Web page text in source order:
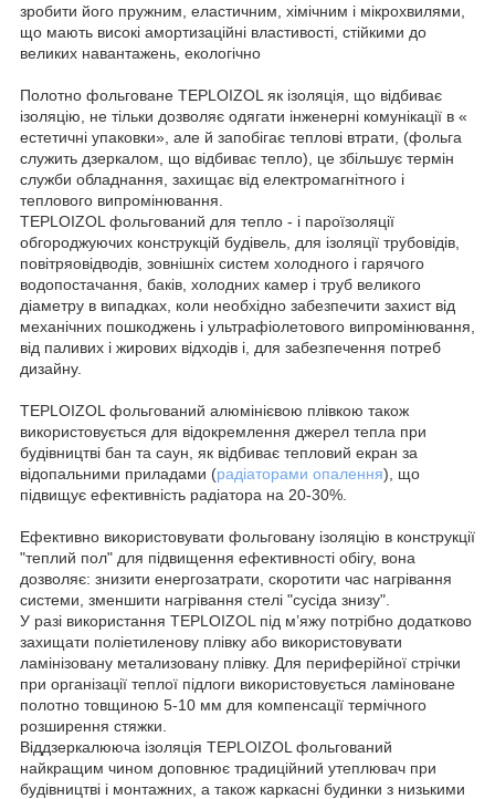
зробити його пружним, еластичним, хімічним і мікрохвилями,
що мають високі амортизаційні властивості, стійкими до
великих навантажень, екологічно
Полотно фольговане TEPLOIZOL як ізоляція, що відбиває
ізоляцію, не тільки дозволяє одягати інженерні комунікації в «
естетичні упаковки», але й запобігає теплові втрати, (фольга
служить дзеркалом, що відбиває тепло), це збільшує термін
служби обладнання, захищає від електромагнітного і
теплового випромінювання.
TEPLOIZOL фольгований для тепло - і пароїзоляції
обгороджуючих конструкцій будівель, для ізоляції трубовідів,
повітряовідводів, зовнішніх систем холодного і гарячого
водопостачання, баків, холодних камер і труб великого
діаметру в випадках, коли необхідно забезпечити захист від
механічних пошкоджень і ультрафіолетового випромінювання,
від паливих і жирових відходів і, для забезпечення потреб
дизайну.
TEPLOIZOL фольгований алюмінієвою плівкою також
використовується для відокремлення джерел тепла при
будівництві бан та саун, як відбиває тепловий екран за
відопальними приладами (радіаторами опалення), що
підвищує ефективність радіатора на 20-30%.
Ефективно використовувати фольговану ізоляцію в конструкції
"теплий пол" для підвищення ефективності обігу, вона
дозволяє: знизити енергозатрати, скоротити час нагрівання
системи, зменшити нагрівання стелі "сусіда знизу".
У разі використання TEPLOIZOL під м’яжу потрібно додатково
захищати поліетиленову плівку або використовувати
ламінізовану метализовану плівку. Для периферійної стрічки
при організації теплої підлоги використовується ламіноване
полотно товщиною 5-10 мм для компенсації термічного
розширення стяжки.
Віддзеркалююча ізоляція TEPLOIZOL фольгований
найкращим чином доповнює традиційний утеплювач при
будівництві і монтажних, а також каркасні будинки з низькими